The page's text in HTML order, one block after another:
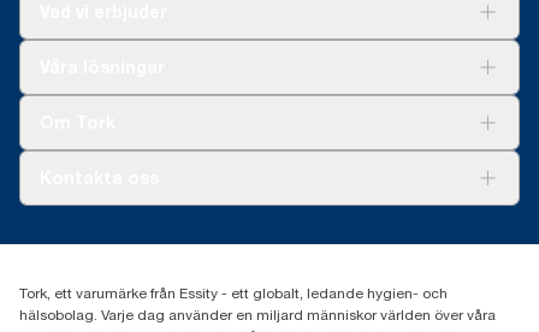
031-746 17 00
Tork, ett varumärke från Essity - ett globalt, ledande hygien- och
hälsobolag. Varje dag använder en miljard människor världen över våra